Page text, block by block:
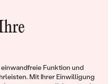
Funktion und
Mit Ihrer Einwilligung
wir
und